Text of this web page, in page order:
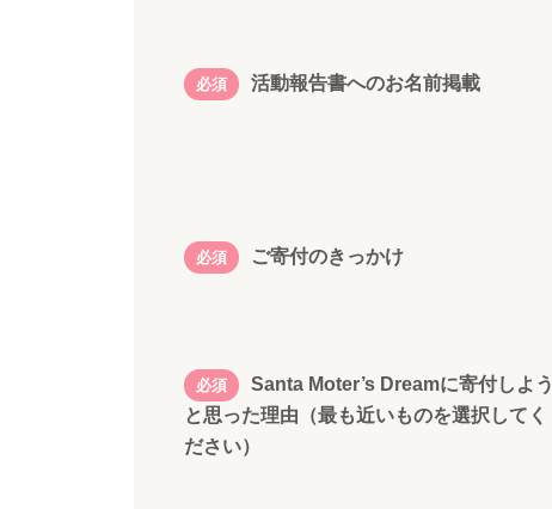
必須 活動報告書へのお名前掲載
必須 ご寄付のきっかけ
必須
Santa Moter’s Dreamに寄付しよう
と思った理由（最も近いものを選択してく
ださい）